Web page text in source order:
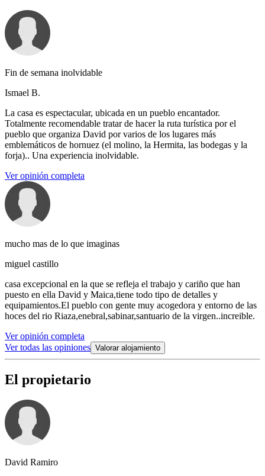
Fin de semana inolvidable
Ismael B.
La casa es espectacular, ubicada en un pueblo encantador.
Totalmente recomendable tratar de hacer la ruta turística por el
pueblo que organiza David por varios de los lugares más
emblemáticos de hornuez (el molino, la Hermita, las bodegas y la
forja).. Una experiencia inolvidable.
Ver opinión completa
mucho mas de lo que imaginas
miguel castillo
casa excepcional en la que se refleja el trabajo y cariño que han
puesto en ella David y Maica,tiene todo tipo de detalles y
equipamientos.El pueblo con gente muy acogedora y entorno de las
hoces del rio Riaza,enebral,sabinar,santuario de la virgen..increible.
Ver opinión completa
Ver todas las opiniones Valorar alojamiento
El propietario
David Ramiro